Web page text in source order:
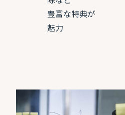
豊富な特典が
魅力